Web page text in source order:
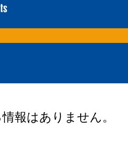
報はありません。